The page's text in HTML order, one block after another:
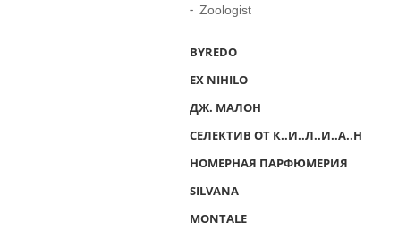
Zoologist
BYREDO
EX NIHILO
ДЖ. МАЛОН
СЕЛЕКТИВ ОТ К..И..Л..И..А..Н
НОМЕРНАЯ ПАРФЮМЕРИЯ
SILVANA
MONTALE